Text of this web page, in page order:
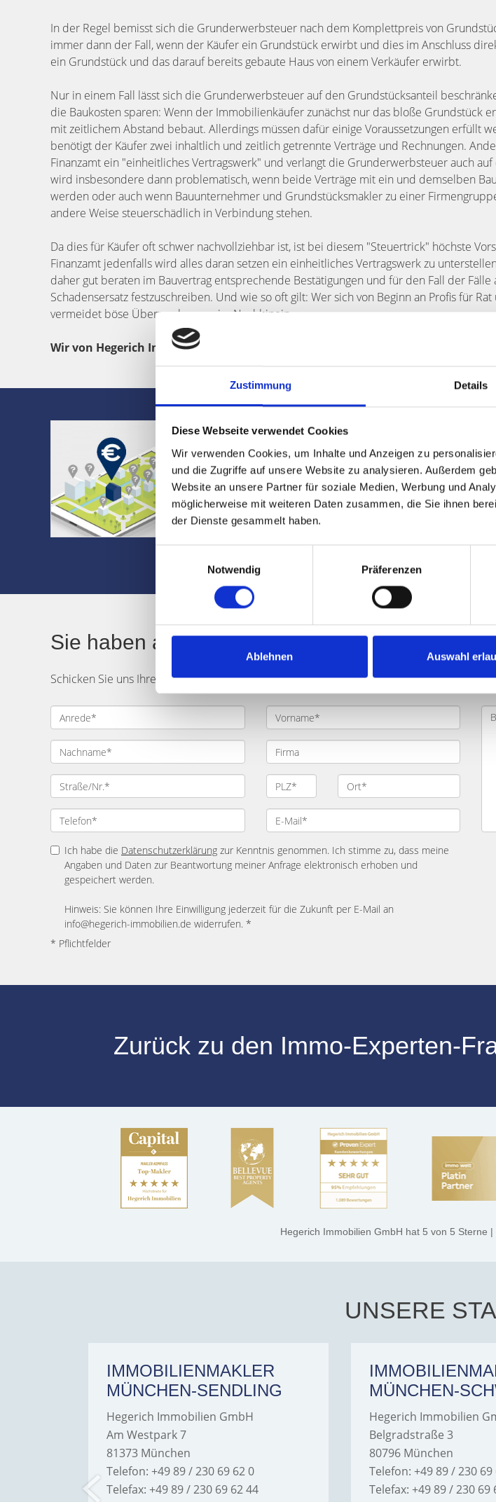
Zustimmung Details
Diese Webseite verwendet Cookies
Wir verwenden Cookies, um Inhalte und Anzeigen zu
und die Zugriffe auf unsere Website zu analysieren. Außerdem
Website an unsere Partner für soziale Medien, Werbung und
möglicherweise mit weiteren Daten zusammen, die Sie ihnen
der Dienste gesammelt haben.
Notwendig
Präferenzen
Ablehnen Auswahl
In der Regel bemisst sich die Grunderwerbsteuer nach dem Komplettpreis von
immer dann der Fall, wenn der Käufer ein Grundstück erwirbt und dies im Anschluss
ein Grundstück und das darauf bereits gebaute Haus von einem Verkäufer erwirbt.
Nur in einem Fall lässt sich die Grunderwerbsteuer auf den Grundstücksanteil
die Baukosten sparen: Wenn der Immobilienkäufer zunächst nur das bloße Grundstück
mit zeitlichem Abstand bebaut. Allerdings müssen dafür einige Voraussetzungen erfüllt
benötigt der Käufer zwei inhaltlich und zeitlich getrennte Verträge und Rechnungen.
Finanzamt ein "einheitliches Vertragswerk" und verlangt die Grunderwerbsteuer auch auf
wird insbesondere dann problematisch, wenn beide Verträge mit ein und demselben
werden oder auch wenn Bauunternehmer und Grundstücksmakler zu einer
andere Weise steuerschädlich in Verbindung stehen.
Da dies für Käufer oft schwer nachvollziehbar ist, ist bei diesem "Steuertrick" höchste
Finanzamt jedenfalls wird alles daran setzen ein einheitliches Vertragswerk zu
daher gut beraten im Bauvertrag entsprechende Bestätigungen und für den Fall der Fälle
Schadensersatz festzuschreiben. Und wie so oft gilt: Wer sich von Beginn an Profis für
vermeidet böse Überraschungen im Nachhinein.
Wir von Hegerich Immobilien beraten Sie gerne!
Was ist Ihre Immobilie wert?
Jetzt Bewertung selbst online durchführen!
✔ Bericht in wenigen Minuten per E-Mail
✔ Kauf- und Mietpreis abfragen
✔ Kostenlos und unverbindlich
Sie haben auch eine Frage oder möchten
Schicken Sie uns Ihre Gedanken, Anregungen oder Fragen. Jeden Monat gehen wir auf
Ich habe die Datenschutzerklärung zur Kenntnis genommen. Ich stimme zu, dass meine
Angaben und Daten zur Beantwortung meiner Anfrage elektronisch erhoben und
gespeichert werden.
Hinweis: Sie können Ihre Einwilligung jederzeit für die Zukunft per E-Mail an
info@hegerich-immobilien.de widerrufen. *
* Pflichtfelder
Zurück zu den Immo-Experten-
Hegerich Immobilien GmbH hat 5 von 5 Sterne |
UNSERE
IMMOBILIENMAKLER
MÜNCHEN-SENDLING
Hegerich Immobilien GmbH
Am Westpark 7
81373 München
Telefon: +49 89 / 230 69 62 0
Telefax: +49 89 / 230 69 62 44
MÜNCHEN-
Hegerich Immobilien
Belgradstraße 3
80796 München
Telefon: +49 89 / 230 69
Telefax: +49 89 / 230 69